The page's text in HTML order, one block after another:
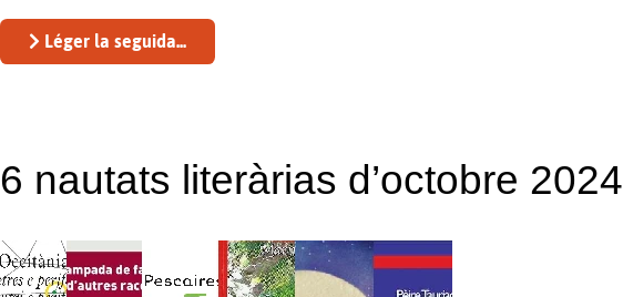
Léger la seguida...
6 nautats literàrias d’octobre 2024